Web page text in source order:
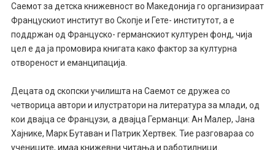
Саемот за детска книжевност во Македонија го организираат
Францускиот институт во Скопје и Гете- институтот, а е
поддржан од Француско- германскиот културен фонд, чија
цел е да ја промовира книгата како фактор за културна
отвореност и еманципација.
Децата од скопски училишта на Саемот се дружеа со
четворица автори и илустратори на литература за млади, од
кои двајца се Французи, а двајца Германци: Ан Малер, Јана
Хајнике, Марк Бутаван и Патрик Хертвек. Тие разговараа со
учениците, имаа книжевни читања и работилници.